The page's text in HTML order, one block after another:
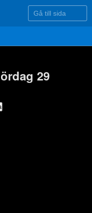
29
Gå till sida